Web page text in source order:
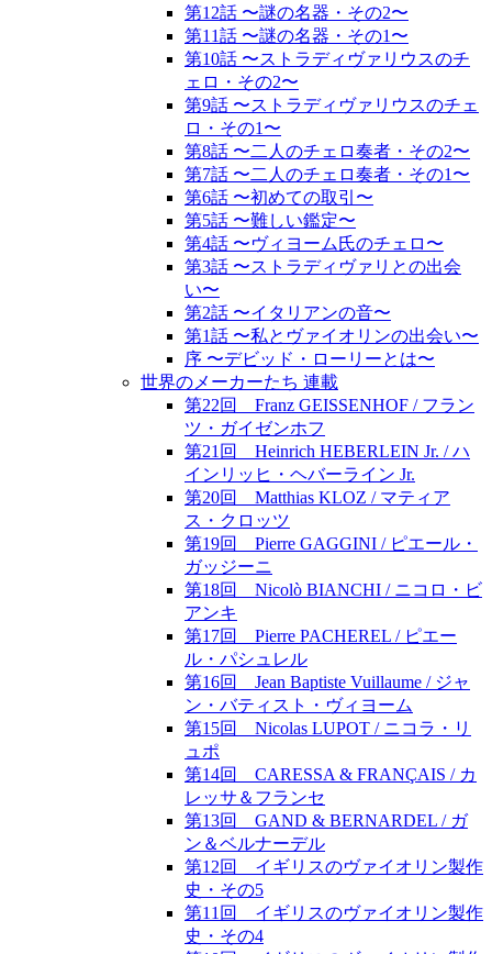
第12話 〜謎の名器・その2〜
第11話 〜謎の名器・その1〜
第10話 〜ストラディヴァリウスのチ
ェロ・その2〜
第9話 〜ストラディヴァリウスのチェ
ロ・その1〜
第8話 〜二人のチェロ奏者・その2〜
第7話 〜二人のチェロ奏者・その1〜
第6話 〜初めての取引〜
第5話 〜難しい鑑定〜
第4話 〜ヴィヨーム氏のチェロ〜
第3話 〜ストラディヴァリとの出会
い〜
第2話 〜イタリアンの音〜
第1話 〜私とヴァイオリンの出会い〜
序 〜デビッド・ローリーとは〜
世界のメーカーたち 連載
第22回 Franz GEISSENHOF / フラン
ツ・ガイゼンホフ
第21回 Heinrich HEBERLEIN Jr. / ハ
インリッヒ・ヘバーライン Jr.
第20回 Matthias KLOZ / マティア
ス・クロッツ
第19回 Pierre GAGGINI / ピエール・
ガッジーニ
第18回 Nicolò BIANCHI / ニコロ・ビ
アンキ
第17回 Pierre PACHEREL / ピエー
ル・パシュレル
第16回 Jean Baptiste Vuillaume / ジャ
ン・バティスト・ヴィヨーム
第15回 Nicolas LUPOT / ニコラ・リ
ュポ
第14回 CARESSA & FRANÇAIS / カ
レッサ＆フランセ
第13回 GAND & BERNARDEL / ガ
ン＆ベルナーデル
第12回 イギリスのヴァイオリン製作
史・その5
第11回 イギリスのヴァイオリン製作
史・その4